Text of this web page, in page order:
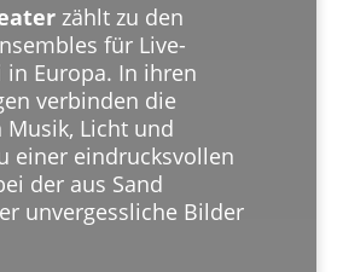
zählt zu den
für Live-
in Europa. In ihren
verbinden die
Musik, Licht und
einer eindrucksvollen
der aus Sand
unvergessliche Bilder